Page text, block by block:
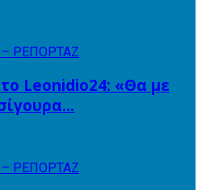
– ΡΕΠΟΡΤΑΖ
Leonidio24: «Θα με
– ΡΕΠΟΡΤΑΖ